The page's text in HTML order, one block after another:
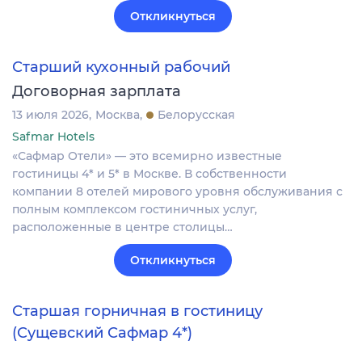
Откликнуться
Старший кухонный рабочий
Договорная зарплата
13 июля 2026 Москва
Белорусская
Safmar Hotels
«Сафмар Отели» — это всемирно известные
гостиницы 4* и 5* в Москве. В собственности
компании 8 отелей мирового уровня обслуживания с
полным комплексом гостиничных услуг,
расположенные в центре столицы…
Откликнуться
Старшая горничная в гостиницу
(Сущевский Сафмар 4*)